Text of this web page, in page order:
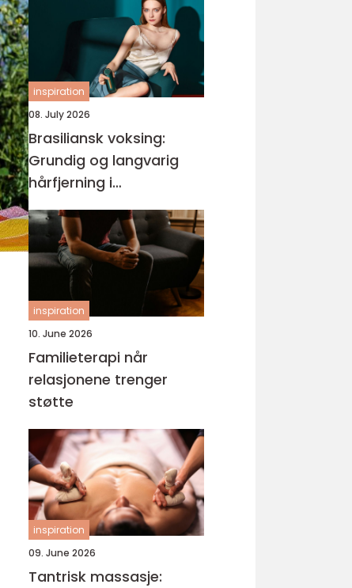
inspiration
08. July 2026
Brasiliansk voksing:
Grundig og langvarig
hårfjerning i
intimområdet
inspiration
10. June 2026
Familieterapi når
relasjonene trenger
støtte
inspiration
09. June 2026
Tantrisk massasje: